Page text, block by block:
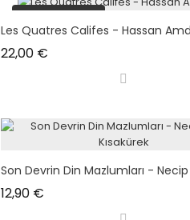
plus en stock
Les Quatres Califes - Hassan
22,00 €
Son Devrin Din Mazlumları - Necip
12,90 €